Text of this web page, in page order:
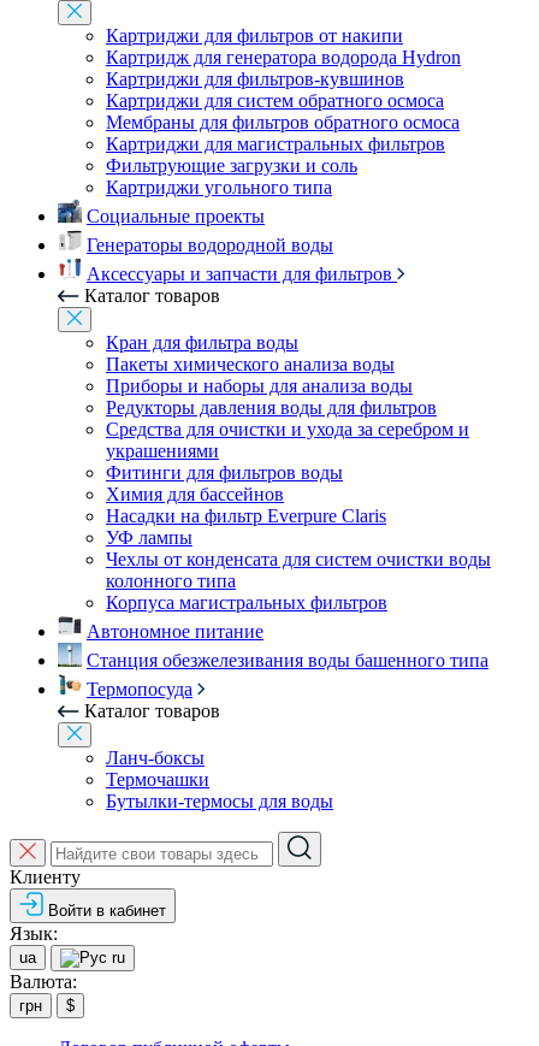
Картриджи для фильтров от накипи
Картридж для генератора водорода Hydron
Картриджи для фильтров-кувшинов
Картриджи для систем обратного осмоса
Мембраны для фильтров обратного осмоса
Картриджи для магистральных фильтров
Фильтрующие загрузки и соль
Картриджи угольного типа
Социальные проекты
Генераторы водородной воды
Аксессуары и запчасти для фильтров
Каталог товаров
Кран для фильтра воды
Пакеты химического анализа воды
Приборы и наборы для анализа воды
Редукторы давления воды для фильтров
Средства для очистки и ухода за серебром и
украшениями
Фитинги для фильтров воды
Химия для бассейнов
Насадки на фильтр Everpure Claris
УФ лампы
Чехлы от конденсата для систем очистки воды
колонного типа
Корпуса магистральных фильтров
Автономное питание
Станция обезжелезивания воды башенного типа
Термопосуда
Каталог товаров
Ланч-боксы
Термочашки
Бутылки-термосы для воды
Клиенту
Войти в кабинет
Язык:
ua ru
Валюта:
грн $